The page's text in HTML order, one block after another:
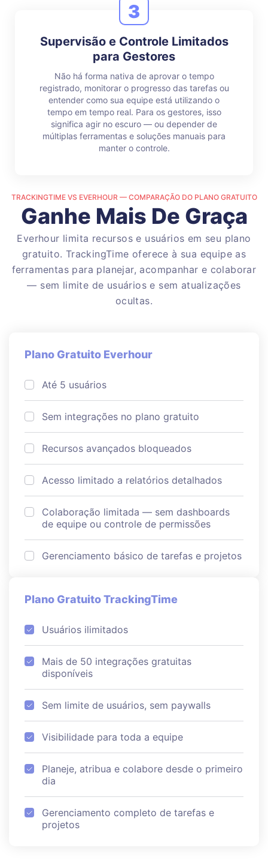
3
Supervisão e Controle Limitados
para Gestores
Não há forma nativa de aprovar o tempo
registrado, monitorar o progresso das tarefas ou
entender como sua equipe está utilizando o
tempo em tempo real. Para os gestores, isso
significa agir no escuro — ou depender de
múltiplas ferramentas e soluções manuais para
manter o controle.
TRACKINGTIME VS EVERHOUR — COMPARAÇÃO DO PLANO GRATUITO
Ganhe Mais De Graça
Everhour limita recursos e usuários em seu plano
gratuito. TrackingTime oferece à sua equipe as
ferramentas para planejar, acompanhar e colaborar
— sem limite de usuários e sem atualizações
ocultas.
Plano Gratuito Everhour
Até 5 usuários
Sem integrações no plano gratuito
Recursos avançados bloqueados
Acesso limitado a relatórios detalhados
Colaboração limitada — sem dashboards
de equipe ou controle de permissões
Gerenciamento básico de tarefas e projetos
Plano Gratuito TrackingTime
Usuários ilimitados
Mais de 50 integrações gratuitas
disponíveis
Sem limite de usuários, sem paywalls
Visibilidade para toda a equipe
Planeje, atribua e colabore desde o primeiro
dia
Gerenciamento completo de tarefas e
projetos